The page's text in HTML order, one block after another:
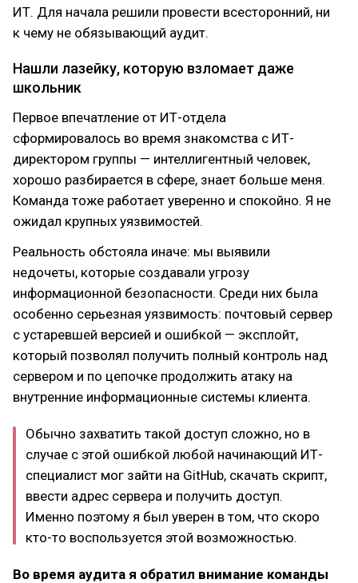
ИТ. Для начала решили провести всесторонний, ни
к чему не обязывающий аудит.
Нашли лазейку, которую взломает даже
школьник
Первое впечатление от ИТ-отдела
сформировалось во время знакомства с ИТ-
директором группы — интеллигентный человек,
хорошо разбирается в сфере, знает больше меня.
Команда тоже работает уверенно и спокойно. Я не
ожидал крупных уязвимостей.
Реальность обстояла иначе: мы выявили
недочеты, которые создавали угрозу
информационной безопасности. Среди них была
особенно серьезная уязвимость: почтовый сервер
с устаревшей версией и ошибкой — эксплойт,
который позволял получить полный контроль над
сервером и по цепочке продолжить атаку на
внутренние информационные системы клиента.
Обычно захватить такой доступ сложно, но в
случае с этой ошибкой любой начинающий ИТ-
специалист мог зайти на GitHub, скачать скрипт,
ввести адрес сервера и получить доступ.
Именно поэтому я был уверен в том, что скоро
кто-то воспользуется этой возможностью.
Во время аудита я обратил внимание команды